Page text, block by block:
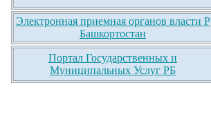
Электронная приемная органов власти Р
Башкортостан
Портал Государственных и
Муниципальных Услуг РБ